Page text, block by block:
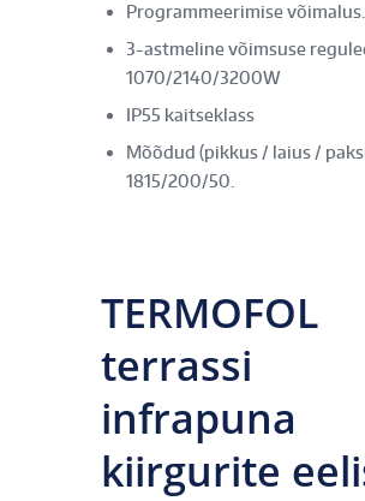
Programmeerimise võimalus.
3-astmeline võimsuse
1070/2140/3200W
IP55 kaitseklass
Mõõdud (pikkus / laius /
1815/200/50.
TERMOFOL
terrassi
infrapuna
kiirgurite